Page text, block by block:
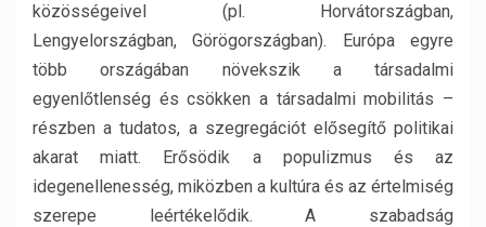
közösségeivel (pl. Horvátországban,
Lengyelországban, Görögországban). Európa egyre
több országában növekszik a társadalmi
egyenlőtlenség és csökken a társadalmi mobilitás –
részben a tudatos, a szegregációt elősegítő politikai
akarat miatt. Erősödik a populizmus és az
idegenellenesség, miközben a kultúra és az értelmiség
szerepe leértékelődik. A szabadság